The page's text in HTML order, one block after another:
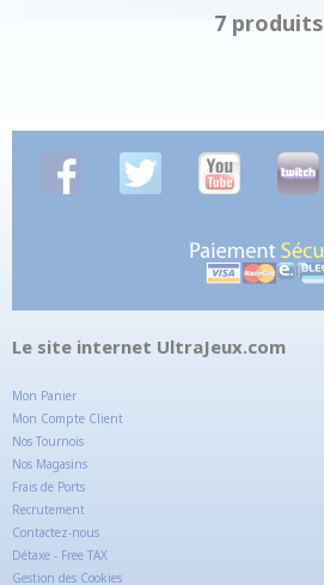
7 produits
Le site internet UltraJeux.com
Mon Panier
Mon Compte Client
Nos Tournois
Nos Magasins
Frais de Ports
Recrutement
Contactez-nous
Détaxe - Free TAX
Gestion des Cookies